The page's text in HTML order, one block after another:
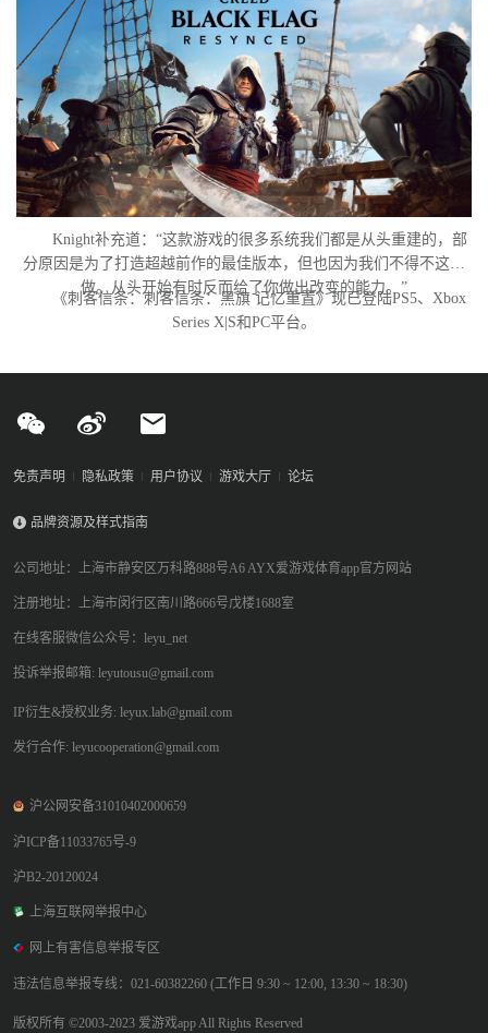
Knight补充道：“这款游戏的很多系统我们都是从头重建的，部
分原因是为了打造超越前作的最佳版本，但也因为我们不得不这么
做。从头开始有时反而给了你做出改变的能力。”
《刺客信条：刺客信条：黑旗 记忆重置》现已登陆PS5、Xbox
Series X|S和PC平台。
免责声明 隐私政策 用户协议 游戏大厅 论坛
品牌资源及样式指南
公司地址：上海市静安区万科路888号A6 AYX爱游戏体育app官方网站
注册地址：上海市闵行区南川路666号戊楼1688室
在线客服微信公众号：leyu_net
投诉举报邮箱: leyutousu@gmail.com
IP衍生&授权业务: leyux.lab@gmail.com
发行合作: leyucooperation@gmail.com
沪公网安备31010402000659
沪ICP备11033765号-9
沪B2-20120024
上海互联网举报中心
网上有害信息举报专区
违法信息举报专线：021-60382260 (工作日 9:30 ~ 12:00, 13:30 ~ 18:30)
版权所有 ©2003-2023 爱游戏app All Rights Reserved